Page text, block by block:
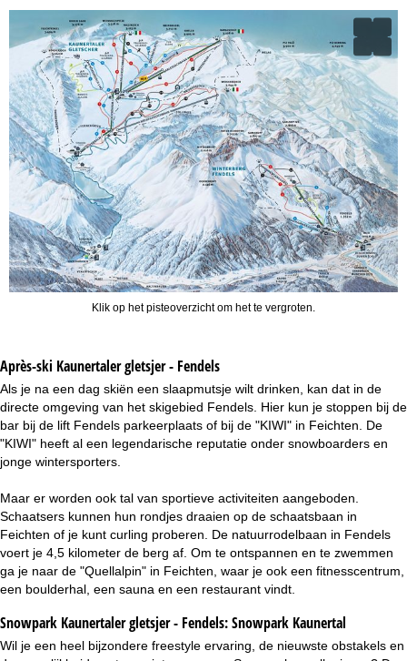
Klik op het pisteoverzicht om het te vergroten.
Après-ski Kaunertaler gletsjer - Fendels
Als je na een dag skiën een slaapmutsje wilt drinken, kan dat in de
directe omgeving van het skigebied Fendels. Hier kun je stoppen bij de
bar bij de lift Fendels parkeerplaats of bij de "KIWI" in Feichten. De
"KIWI" heeft al een legendarische reputatie onder snowboarders en
jonge wintersporters.
Maar er worden ook tal van sportieve activiteiten aangeboden.
Schaatsers kunnen hun rondjes draaien op de schaatsbaan in
Feichten of je kunt curling proberen. De natuurrodelbaan in Fendels
voert je 4,5 kilometer de berg af. Om te ontspannen en te zwemmen
ga je naar de "Quellalpin" in Feichten, waar je ook een fitnesscentrum,
een boulderhal, een sauna en een restaurant vindt.
Snowpark Kaunertaler gletsjer - Fendels:Snowpark Kaunertal
Wil je een heel bijzondere freestyle ervaring, de nieuwste obstakels en